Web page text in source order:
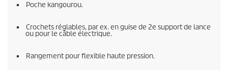
Poche kangourou.
Crochets réglables, par ex. en guise de 2e support de lance
ou pour le câble électrique.
Rangement pour flexible haute pression.